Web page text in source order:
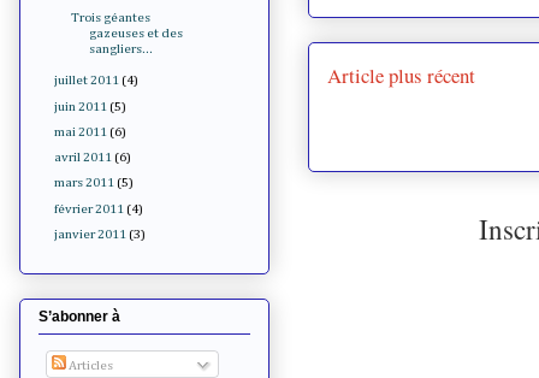
Article plus récent
Trois géantes
gazeuses et des
sangliers...
juillet 2011 (4)
juin 2011 (5)
mai 2011 (6)
avril 2011 (6)
mars 2011 (5)
février 2011 (4)
janvier 2011 (3)
S’abonner à
Articles